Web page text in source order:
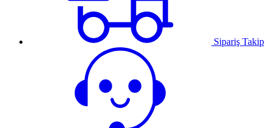
Sipariş Takip